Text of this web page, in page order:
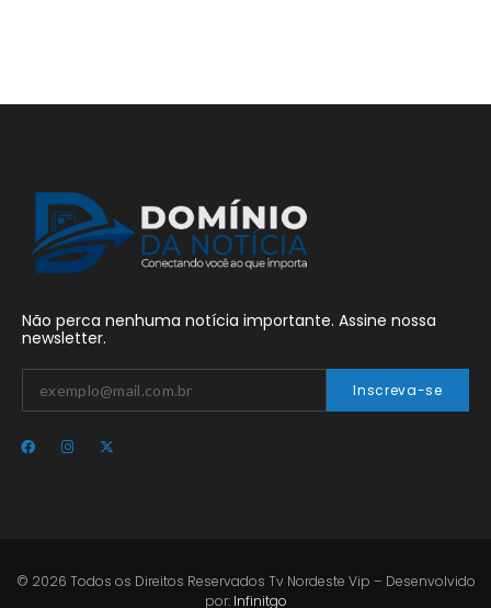
Não perca nenhuma notícia importante. Assine nossa
newsletter.
Inscreva-se
© 2026 Todos os Direitos Reservados Tv Nordeste Vip – Desenvolvido
por: Infinitgo